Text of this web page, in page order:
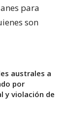
para
son
australes a
por
y violación de